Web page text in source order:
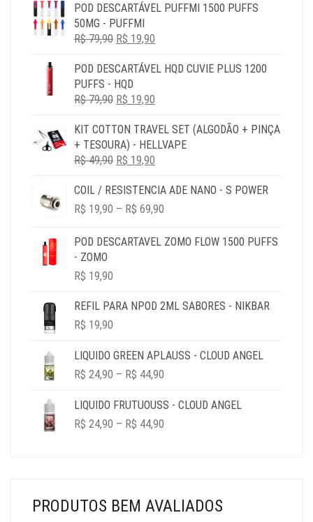
POD DESCARTÁVEL PUFFMI 1500 PUFFS
50MG - PUFFMI
R$79,90 O
ORIGINAL
ERA:
R$ 79,90.
R$ 19,90
ATUAL
POD DESCARTÁVEL HQD CUVIE PLUS 1200
PUFFS - HQD
R$79,90 O
ORIGINAL
ERA:
R$ 79,90.
R$ 19,90
ATUAL
É:
KIT COTTON TRAVEL SET (ALGODÃO + PINÇA
+ TESOURA) - HELLVAPE
R$49,90 O
ORIGINAL
ERA:
R$ 19,90
ATUAL
É:
COIL / RESISTENCIA ADE NANO - S POWER
R$ 19,90 – R$ 69,90
R$ 19,90
POD DESCARTAVEL ZOMO FLOW 1500 PUFFS
- ZOMO
R$ 19,90
REFIL PARA NPOD 2ML SABORES - NIKBAR
R$ 19,90
LIQUIDO GREEN APLAUSS - CLOUD ANGEL
R$ 24,90 – R$ 44,90
R$ 24,90
LIQUIDO FRUTUOUSS - CLOUD ANGEL
R$ 24,90 – R$ 44,90
PRODUTOS BEM AVALIADOS